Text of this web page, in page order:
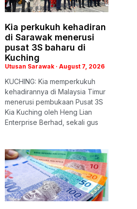
Kia perkukuh kehadiran
di Sarawak menerusi
pusat 3S baharu di
Kuching
Utusan Sarawak August 7, 2026
KUCHING: Kia memperkukuh
kehadirannya di Malaysia Timur
menerusi pembukaan Pusat 3S
Kia Kuching oleh Heng Lian
Enterprise Berhad, sekali gus